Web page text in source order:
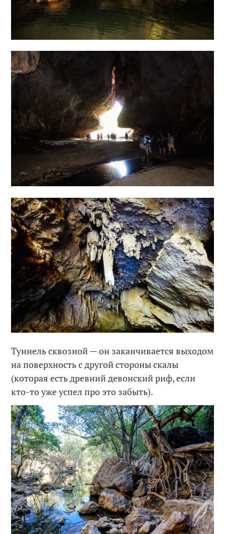
Туннель сквозной — он заканчивается выходом
на поверхность с другой стороны скалы
(которая есть древний девонский риф, если
кто-то уже успел про это забыть).